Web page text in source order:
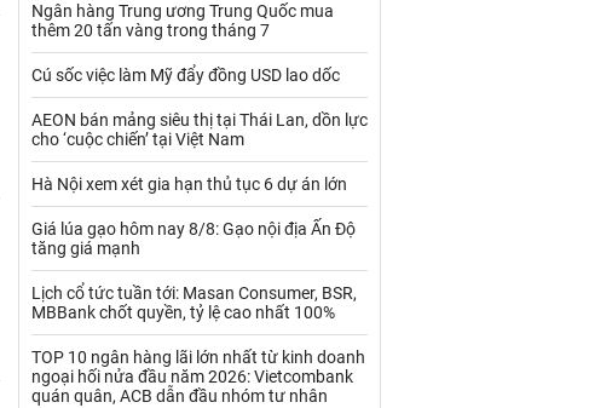
Khí đốt
Kim loại khác Mắc ca
Muối Ngũ cốc
Palladium Phân bón
Rau - Củ -Quả Sắt thép
Than Thức ăn chăn nuôi
Ngân hàng Trung ương Trung Quốc mua
thêm 20 tấn vàng trong tháng 7
Cú sốc việc làm Mỹ đẩy đồng USD lao dốc
AEON bán mảng siêu thị tại Thái Lan, dồn lực
cho ‘cuộc chiến’ tại Việt Nam
Hà Nội xem xét gia hạn thủ tục 6 dự án lớn
Giá lúa gạo hôm nay 8/8: Gạo nội địa Ấn Độ
tăng giá mạnh
Lịch cổ tức tuần tới: Masan Consumer, BSR,
MBBank chốt quyền, tỷ lệ cao nhất 100%
TOP 10 ngân hàng lãi lớn nhất từ kinh doanh
ngoại hối nửa đầu năm 2026: Vietcombank
quán quân, ACB dẫn đầu nhóm tư nhân